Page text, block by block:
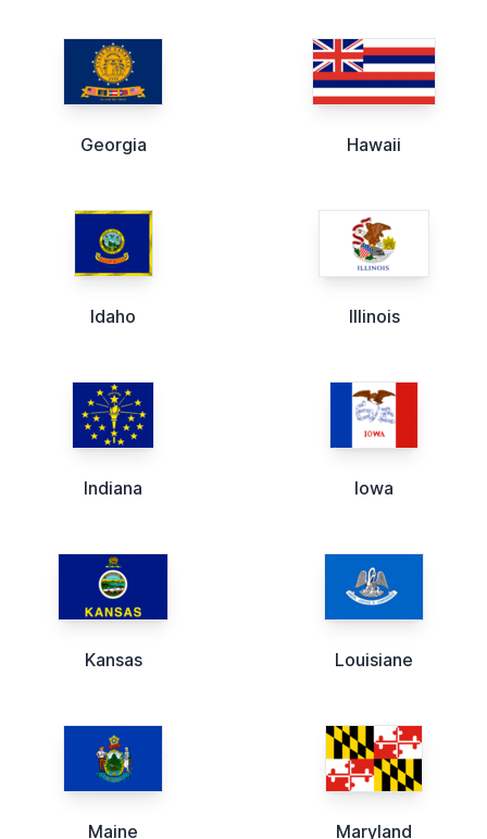
Georgia Hawaii
Idaho Illinois
Indiana Iowa
Kansas Louisiane
Maine Maryland